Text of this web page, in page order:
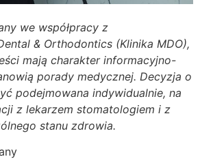
we współpracy z
& Orthodontics (Klinika MDO),
mają charakter informacyjno-
porady medycznej. Decyzja o
podejmowana indywidualnie, na
z lekarzem stomatologiem i z
stanu zdrowia.